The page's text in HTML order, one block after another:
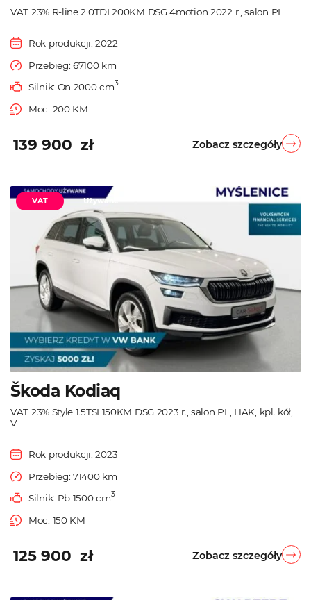
VAT 23% R-line 2.0TDI 200KM DSG 4motion 2022 r., salon PL
Rok produkcji: 2022
Przebieg: 67100 km
Silnik: On 2000 cm3
Moc: 200 KM
139 900 zł Zobacz szczegóły
VAT Używane
Škoda Kodiaq
VAT 23% Style 1.5TSI 150KM DSG 2023 r., salon PL, HAK, kpl. kół,
V
Rok produkcji: 2023
Przebieg: 71400 km
Silnik: Pb 1500 cm3
Moc: 150 KM
125 900 zł Zobacz szczegóły